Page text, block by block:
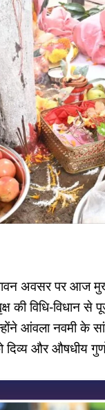
अवसर पर आज
की विधि-विधान से
आंवला नवमी के
दिव्य और औषधीय